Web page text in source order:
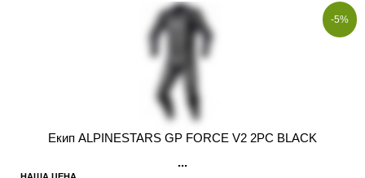
-5%
Екип ALPINESTARS GP FORCE V2 2PC BLACK